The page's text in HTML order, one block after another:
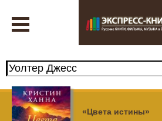
«Цвета истины»